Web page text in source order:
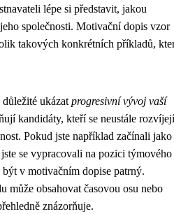
lépe si představit, jakou
společnosti. Motivační dopis vzor
takových konkrétních příkladů,
ukázat progresivní vývoj vaší
kandidáty, kteří se neustále
Pokud jste například začínali jako
se vypracovali na pozici týmového
v motivačním dopise patrný.
může obsahovat časovou osu nebo
znázorňuje.